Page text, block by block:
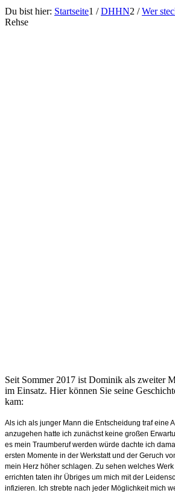
Du bist hier: Startseite1 / DHHN2 / Wer
Rehse
Seit Sommer 2017 ist Dominik als zweiter
im Einsatz. Hier können Sie seine
kam:
Als ich als junger Mann die Entscheidung traf eine
anzugehen hatte ich zunächst keine großen
es mein Traumberuf werden würde dachte ich
ersten Momente in der Werkstatt und der Geruch
mein Herz höher schlagen. Zu sehen welches
errichten taten ihr Übriges um mich mit der
infizieren. Ich strebte nach jeder Möglichkeit mich